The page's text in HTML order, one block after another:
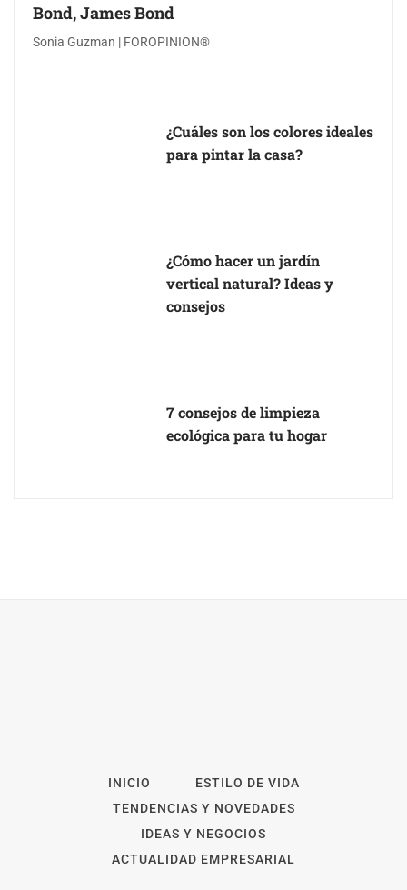
Bond, James Bond
Sonia Guzman | FOROPINION®
¿Cuáles son los colores ideales
para pintar la casa?
¿Cómo hacer un jardín
vertical natural? Ideas y
consejos
7 consejos de limpieza
ecológica para tu hogar
INICIO
ESTILO DE VIDA
TENDENCIAS Y NOVEDADES
IDEAS Y NEGOCIOS
ACTUALIDAD EMPRESARIAL